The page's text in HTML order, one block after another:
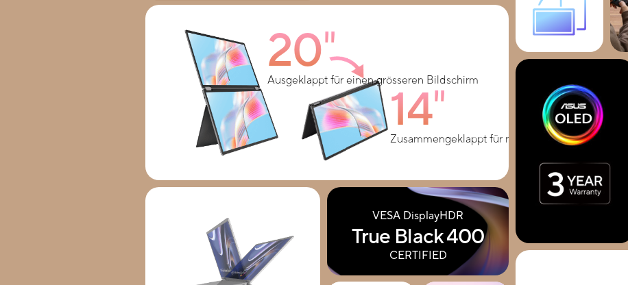
20″
Ausgeklappt für einen grösseren Bildschirm
14″
Zusammengeklappt für mehr Portabilität
VESA DisplayHDR
True Black 400
CERTIFIED